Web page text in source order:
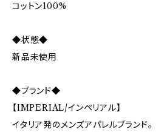
コットン100%
◆状態◆
新品未使用
◆ブランド◆
【IMPERIAL/インペリアル】
イタリア発のメンズアパレルブランド。